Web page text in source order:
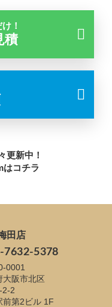
！
積
更新中！
はコチラ
田店
7632-5378
0001
大阪市北区
2-2
前第2ビル 1F